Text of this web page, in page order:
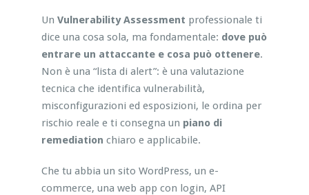
Un Vulnerability Assessment professionale ti
dice una cosa sola, ma fondamentale: dove può
entrare un attaccante e cosa può ottenere.
Non è una “lista di alert”: è una valutazione
tecnica che identifica vulnerabilità,
misconfigurazioni ed esposizioni, le ordina per
rischio reale e ti consegna un piano di
remediation chiaro e applicabile.
Che tu abbia un sito WordPress, un e-
commerce, una web app con login, API